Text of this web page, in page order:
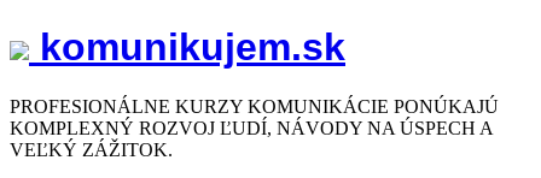
komunikujem.sk
komunikujem.sk
PROFESIONÁLNE KURZY KOMUNIKÁCIE PONÚKAJÚ
KOMPLEXNÝ ROZVOJ ĽUDÍ, NÁVODY NA ÚSPECH A
VEĽKÝ ZÁŽITOK.